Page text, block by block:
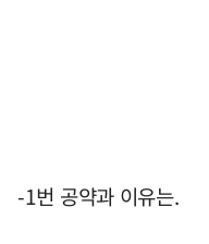
-1번 공약과 이유는.